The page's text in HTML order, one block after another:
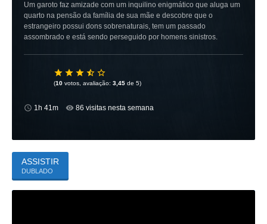
Um garoto faz amizade com um inquilino enigmático que aluga um
quarto na pensão da família de sua mãe e descobre que o
estrangeiro possui dons sobrenaturais, tem um passado
assombrado e está sendo perseguido por homens sinistros.
(10 votos, avaliação: 3,45 de 5)
1h 41m 86 visitas nesta semana
ASSISTIR
DUBLADO